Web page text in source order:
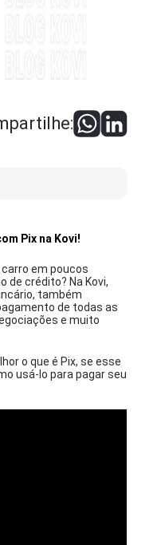
Pix na Kovi!
em poucos
de crédito? Na Kovi,
também
de todas as
e muito
o que é Pix, se esse
usá-lo para pagar seu